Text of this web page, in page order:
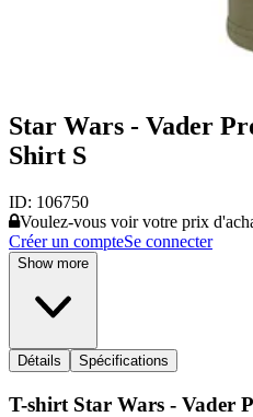
Star Wars - Vader
Shirt S
ID: 106750
Voulez-vous voir votre prix
Créer un compteSe connecter
Show more
Détails Spécifications
T-shirt Star Wars - Vader